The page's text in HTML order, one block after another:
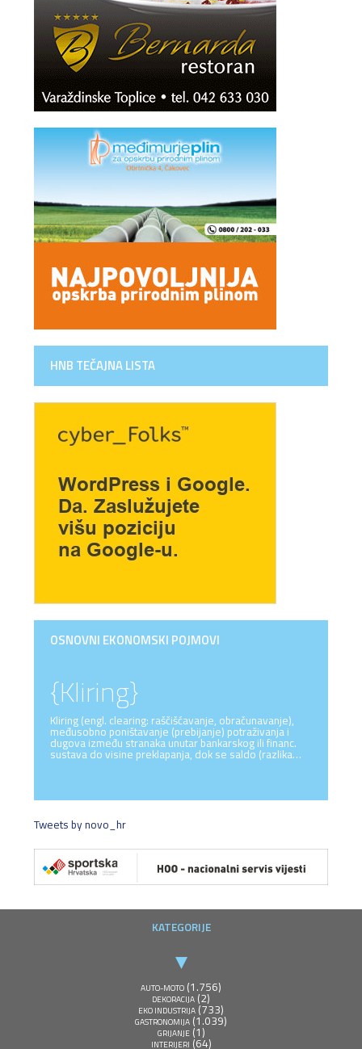
HNB TEČAJNA LISTA
OSNOVNI EKONOMSKI POJMOVI
{Kliring}
Kliring (engl. clearing: raščišćavanje, obračunavanje),
međusobno poništavanje (prebijanje) potraživanja i
dugova između stranaka unutar bankarskog ili financ.
sustava do visine preklapanja, dok se saldo (razlika…
Tweets by novo_hr
KATEGORIJE
AUTO-MOTO (1.756)
DEKORACIJA (2)
EKO INDUSTRIJA (733)
GASTRONOMIJA (1.039)
GRIJANJE(1)
INTERIJERI (64)